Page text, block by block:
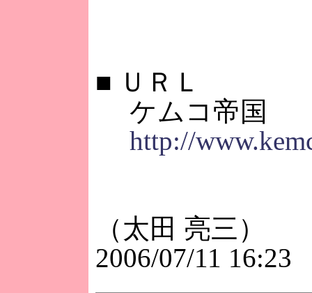
■ ＵＲＬ
ケムコ帝国
http://
（太田 亮三）
2006/07/11 16:23